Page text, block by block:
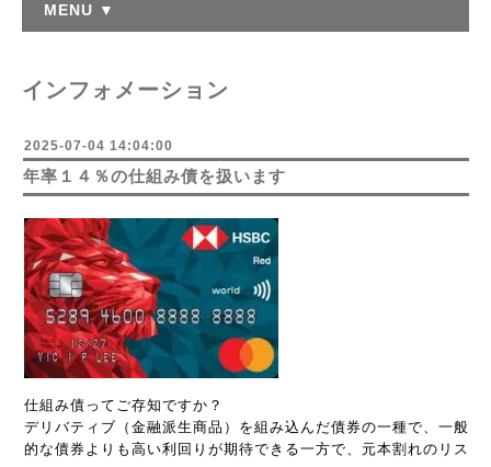
MENU ▼
インフォメーション
2025-07-04 14:04:00
年率１４％の仕組み債を扱います
仕組み債ってご存知ですか？
デリバティブ（金融派生商品）を組み込んだ債券の一種で、一般
的な債券よりも高い利回りが期待できる一方で、元本割れのリス